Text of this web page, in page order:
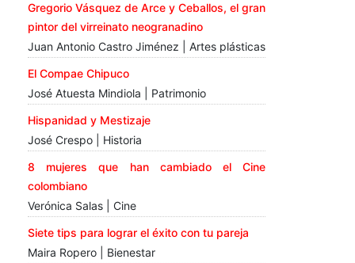
Gregorio Vásquez de Arce y Ceballos, el gran
pintor del virreinato neogranadino
Juan Antonio Castro Jiménez | Artes plásticas
El Compae Chipuco
José Atuesta Mindiola | Patrimonio
Hispanidad y Mestizaje
José Crespo | Historia
8 mujeres que han cambiado el Cine
colombiano
Verónica Salas | Cine
Siete tips para lograr el éxito con tu pareja
Maira Ropero | Bienestar